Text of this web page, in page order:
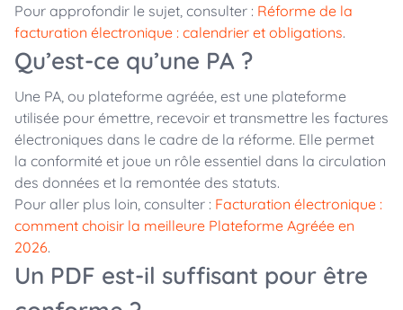
Pour approfondir le sujet, consulter : Réforme de la
facturation électronique : calendrier et obligations.
Qu’est-ce qu’une PA ?
Une PA, ou plateforme agréée, est une plateforme
utilisée pour émettre, recevoir et transmettre les factures
électroniques dans le cadre de la réforme. Elle permet
la conformité et joue un rôle essentiel dans la circulation
des données et la remontée des statuts.
Pour aller plus loin, consulter : Facturation électronique :
comment choisir la meilleure Plateforme Agréée en
2026.
Un PDF est-il suffisant pour être